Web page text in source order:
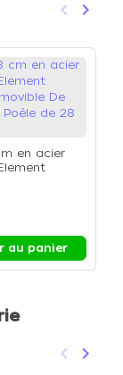
Précédent
keyboard_arrow_left keyboard_arrow_right
en acier
au panier
Précédent
keyboard_arrow_left keyboard_arrow_right